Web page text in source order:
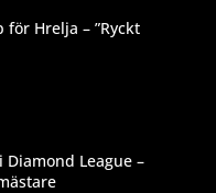
Hrelja – ”Ryckt
Diamond League –